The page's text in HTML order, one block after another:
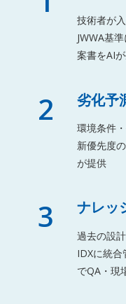
技術者が
JWWA基
案書をAI
2 劣化予
環境条件
新優先度
が提供
3 ナレッ
過去の設
IDXに統合
でQA・現